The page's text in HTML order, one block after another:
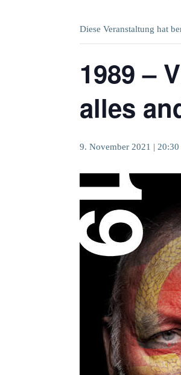
Diese Veranstaltung hat
1989 –
alles
9. November 2021 | 20:30